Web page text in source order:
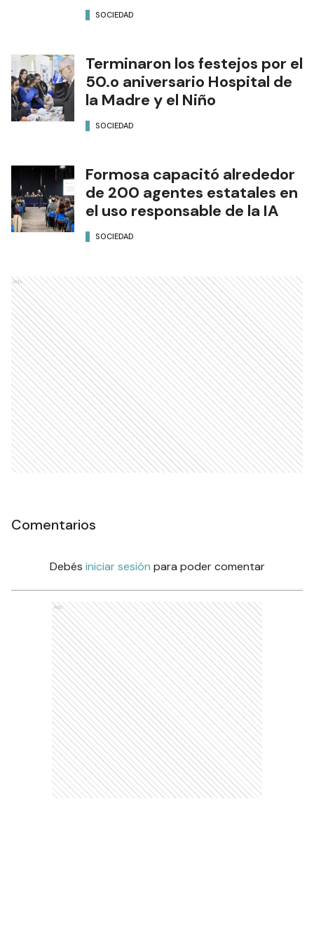
SOCIEDAD
Terminaron los festejos por el
50.o aniversario Hospital de
la Madre y el Niño
SOCIEDAD
Formosa capacitó alrededor
de 200 agentes estatales en
el uso responsable de la IA
SOCIEDAD
Ads
Comentarios
Debés iniciar sesión para poder comentar
Ads